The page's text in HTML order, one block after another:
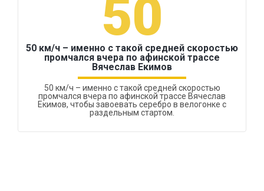
50
50 км/ч – именно с такой средней скоростью
промчался вчера по афинской трассе
Вячеслав Екимов
50 км/ч – именно с такой средней скоростью
промчался вчера по афинской трассе Вячеслав
Екимов, чтобы завоевать серебро в велогонке с
раздельным стартом.